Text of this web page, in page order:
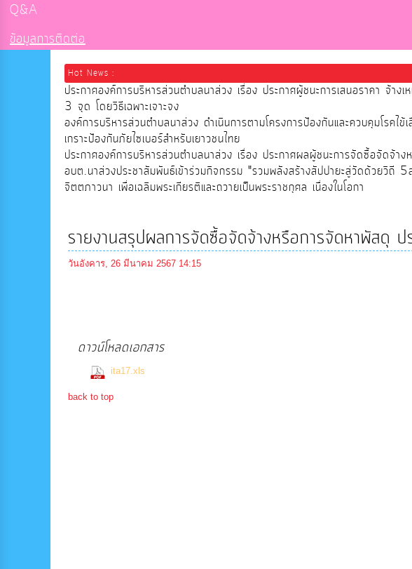
Q&A
ข้อมูลการติดต่อ
Hot News :
ประกาศองค์การบริหารส่วนตำบลนาส่วง เรื่อง ประกาศผู้ชนะการเสนอราคา จ้า
3 จุด โดยวิธีเฉพาะเจาะจง
องค์การบริหารส่วนตำบลนาส่วง ดำเนินการตามโครงการป้องกันและควบคุมโร
เกราะป้องกันภัยไซเบอร์สำหรับเยาวชนไทย
ประกาศองค์การบริหารส่วนตำบลนาส่วง เรื่อง ประกาศผลผู้ชนะการจัดซื้อจัดจ้
อบต.นาส่วงประชาสัมพันธ์เข้าร่วมกิจกรรม "รวมพลังสร้างสัปปายะสู่วัดด้วย
จิตตภาวนา เพื่อเฉลิมพระเกียรติและถวายเป็นพระราชกุศล เนื่องในโอกา
รายงานสรุปผลการจัดซื้อจัดจ้างหรือการจัดหาพัสดุ
วันอังคาร, 26 มีนาคม 2567 14:15
ดาวน์โหลดเอกสาร
ita17.xls
back to top